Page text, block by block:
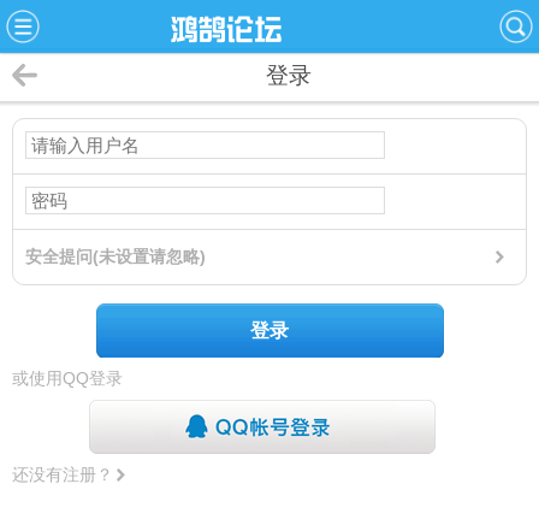
登录
安全提问(未设置请忽略)
登录
或使用QQ登录
还没有注册？